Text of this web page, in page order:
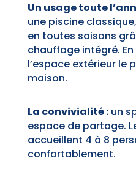
Un usage toute
une piscine
en toutes saisons
chauffage intégré.
l’espace extérieur le
maison.
La convivialité :un
espace de partage.
accueillent 4 à 8
confortablement.